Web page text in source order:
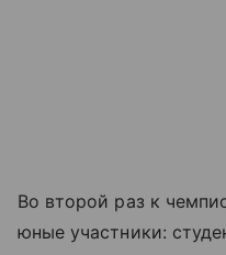
Во второй раз к
юные участники: